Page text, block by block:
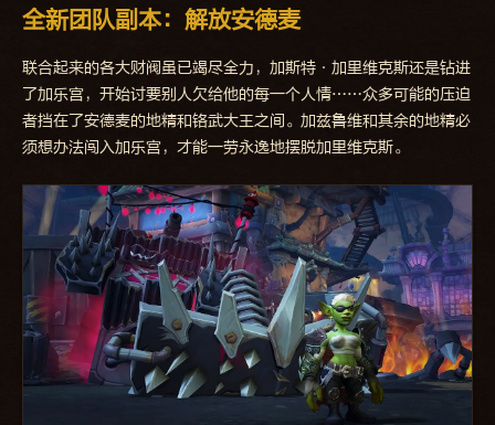
全新团队副本：解放安德麦
联合起来的各大财阀虽已竭尽全力，加斯特·加里维克斯还是钻进
了加乐宫，开始讨要别人欠给他的每一个人情……众多可能的压迫
者挡在了安德麦的地精和铬武大王之间。加兹鲁维和其余的地精必
须想办法闯入加乐宫，才能一劳永逸地摆脱加里维克斯。